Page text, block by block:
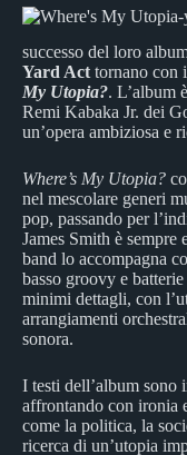
successo del loro
Yard Act tornano con
My Utopia?. L’album
Remi Kabaka Jr. dei
un’opera ambiziosa e
Where’s My Utopia?
nel mescolare generi
pop, passando per
James Smith è sempre
band lo accompagna
basso groovy e
minimi dettagli, con
arrangiamenti
sonora.
I testi dell’album sono
affrontando con ironia
come la politica, la
ricerca di un’utopia